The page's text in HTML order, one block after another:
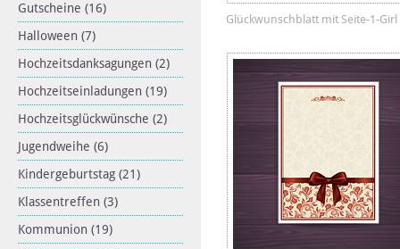
Gutscheine (16)
Halloween (7)
Hochzeitsdanksagungen (2)
Hochzeitseinladungen (19)
Hochzeitsglückwünsche (2)
Jugendweihe (6)
Kindergeburtstag (21)
Klassentreffen (3)
Kommunion (19)
Glückwunschblatt mit Seite-1-Girl